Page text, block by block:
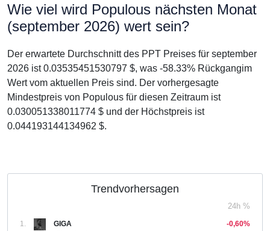
Wie viel wird Populous nächsten Monat
(september 2026) wert sein?
Der erwartete Durchschnitt des PPT Preises für september
2026 ist 0.03535451530797 $, was -58.33% Rückgangim
Wert vom aktuellen Preis sind. Der vorhergesagte
Mindestpreis von Populous für diesen Zeitraum ist
0.030051338011774 $ und der Höchstpreis ist
0.044193144134962 $.
Trendvorhersagen
24h %
1.
GIGA
-0,60%